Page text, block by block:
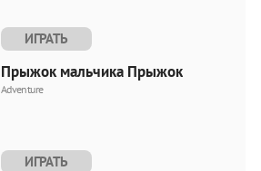
ИГРАТЬ
Прыжок мальчика Прыжок
Adventure
ИГРАТЬ